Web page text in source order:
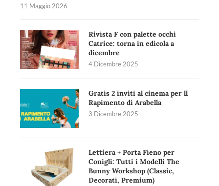
11 Maggio 2026
Rivista F con palette occhi
Catrice: torna in edicola a
dicembre
4 Dicembre 2025
Gratis 2 inviti al cinema per ll
Rapimento di Arabella
3 Dicembre 2025
Lettiera + Porta Fieno per
Conigli: Tutti i Modelli The
Bunny Workshop (Classic,
Decorati, Premium)